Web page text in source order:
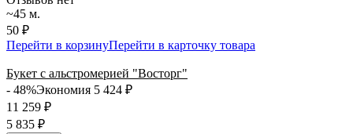
~45 м.
50 ₽
Перейти в корзинуПерейти в карточку товара
Букет с альстромерией "Восторг"
- 48%Экономия 5 424 ₽
11 259 ₽
5 835 ₽